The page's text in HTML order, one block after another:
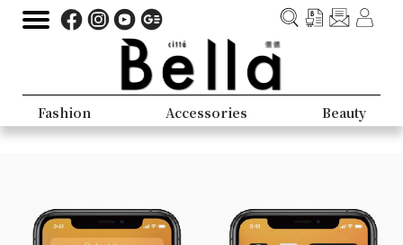
Fashion Accessories Beauty